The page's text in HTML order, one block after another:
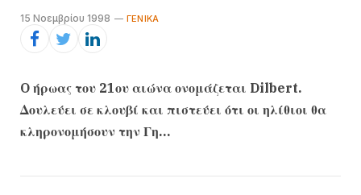
15 Νοεμβρίου 1998 ΓΕΝΙΚΆ
O ήρωας του 21ου αιώνα ονομάζεται Dilbert.
Δουλεύει σε κλουβί και πιστεύει ότι οι ηλίθιοι θα
κληρονομήσουν την Γη…